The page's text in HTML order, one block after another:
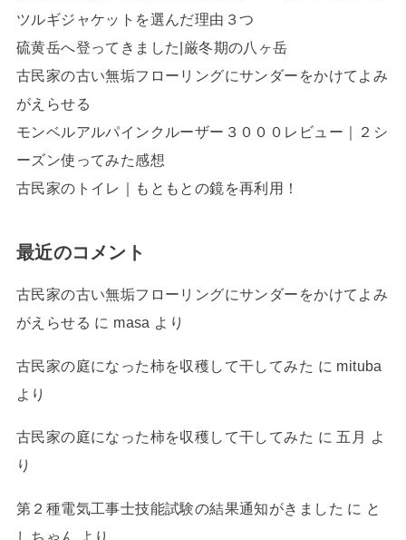
ツルギジャケットを選んだ理由３つ
硫黄岳へ登ってきました|厳冬期の八ヶ岳
古民家の古い無垢フローリングにサンダーをかけてよみ
がえらせる
モンベルアルパインクルーザー３０００レビュー｜２シ
ーズン使ってみた感想
古民家のトイレ｜もともとの鏡を再利用！
最近のコメント
古民家の古い無垢フローリングにサンダーをかけてよみ
がえらせる に masa より
古民家の庭になった柿を収穫して干してみた に mituba
より
古民家の庭になった柿を収穫して干してみた に 五月 よ
り
第２種電気工事士技能試験の結果通知がきました に と
しちゃん
より